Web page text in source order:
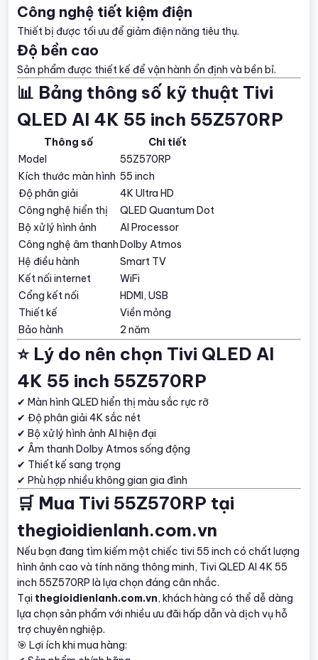
Công nghệ tiết kiệm điện
Thiết bị được tối ưu để giảm điện năng tiêu thụ.
Độ bền cao
Sản phẩm được thiết kế để vận hành ổn định và bền bỉ.
📊 Bảng thông số kỹ thuật Tivi
QLED AI 4K 55 inch 55Z570RP
Thông số
Chi tiết
Model
55Z570RP
Kích thước màn hình 55 inch
Độ phân giải
4K Ultra HD
Công nghệ hiển thị
QLED Quantum Dot
Bộ xử lý hình ảnh
AI Processor
Công nghệ âm thanhDolby Atmos
Hệ điều hành
Smart TV
Kết nối internet
WiFi
Cổng kết nối
HDMI, USB
Thiết kế
Viền mỏng
Bảo hành
2 năm
⭐ Lý do nên chọn Tivi QLED AI
4K 55 inch 55Z570RP
✔ Màn hình QLED hiển thị màu sắc rực rỡ
✔ Độ phân giải 4K sắc nét
✔ Bộ xử lý hình ảnh AI hiện đại
✔ Âm thanh Dolby Atmos sống động
✔ Thiết kế sang trọng
✔ Phù hợp nhiều không gian gia đình
🛒 Mua Tivi 55Z570RP tại
thegioidienlanh.com.vn
Nếu bạn đang tìm kiếm một chiếc tivi 55 inch có chất lượng
hình ảnh cao và tính năng thông minh, Tivi QLED AI 4K 55
inch 55Z570RP là lựa chọn đáng cân nhắc.
Tại thegioidienlanh.com.vn, khách hàng có thể dễ dàng
lựa chọn sản phẩm với nhiều ưu đãi hấp dẫn và dịch vụ hỗ
trợ chuyên nghiệp.
🎯 Lợi ích khi mua hàng: